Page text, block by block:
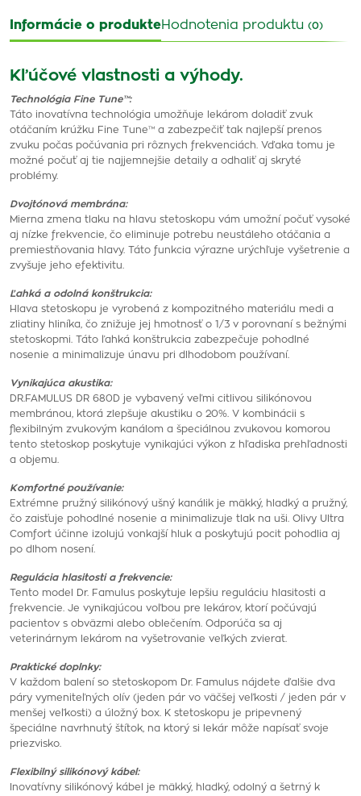
Informácie o produkteHodnotenia produktu (0)
Kľúčové vlastnosti a výhody.
Technológia Fine Tune™:
Táto inovatívna technológia umožňuje lekárom doladiť zvuk
otáčaním krúžku Fine Tune™ a zabezpečiť tak najlepší prenos
zvuku počas počúvania pri rôznych frekvenciách. Vďaka tomu je
možné počuť aj tie najjemnejšie detaily a odhaliť aj skryté
problémy.
Dvojtónová membrána:
Mierna zmena tlaku na hlavu stetoskopu vám umožní počuť vysoké
aj nízke frekvencie, čo eliminuje potrebu neustáleho otáčania a
premiestňovania hlavy. Táto funkcia výrazne urýchľuje vyšetrenie a
zvyšuje jeho efektivitu.
Ľahká a odolná konštrukcia:
Hlava stetoskopu je vyrobená z kompozitného materiálu medi a
zliatiny hliníka, čo znižuje jej hmotnosť o 1/3 v porovnaní s bežnými
stetoskopmi. Táto ľahká konštrukcia zabezpečuje pohodlné
nosenie a minimalizuje únavu pri dlhodobom používaní.
Vynikajúca akustika:
DR.FAMULUS DR 680D je vybavený veľmi citlivou silikónovou
membránou, ktorá zlepšuje akustiku o 20%. V kombinácii s
flexibilným zvukovým kanálom a špeciálnou zvukovou komorou
tento stetoskop poskytuje vynikajúci výkon z hľadiska prehľadnosti
a objemu.
Komfortné používanie:
Extrémne pružný silikónový ušný kanálik je mäkký, hladký a pružný,
čo zaisťuje pohodlné nosenie a minimalizuje tlak na uši. Olivy Ultra
Comfort účinne izolujú vonkajší hluk a poskytujú pocit pohodlia aj
po dlhom nosení.
Regulácia hlasitosti a frekvencie:
Tento model Dr. Famulus poskytuje lepšiu reguláciu hlasitosti a
frekvencie. Je vynikajúcou voľbou pre lekárov, ktorí počúvajú
pacientov s obväzmi alebo oblečením. Odporúča sa aj
veterinárnym lekárom na vyšetrovanie veľkých zvierat.
Praktické doplnky:
V každom balení so stetoskopom Dr. Famulus nájdete ďalšie dva
páry vymeniteľných olív (jeden pár vo väčšej veľkosti / jeden pár v
menšej veľkosti) a úložný box. K stetoskopu je pripevnený
špeciálne navrhnutý štítok, na ktorý si lekár môže napísať svoje
priezvisko.
Flexibilný silikónový kábel:
Inovatívny silikónový kábel je mäkký, hladký, odolný a šetrný k